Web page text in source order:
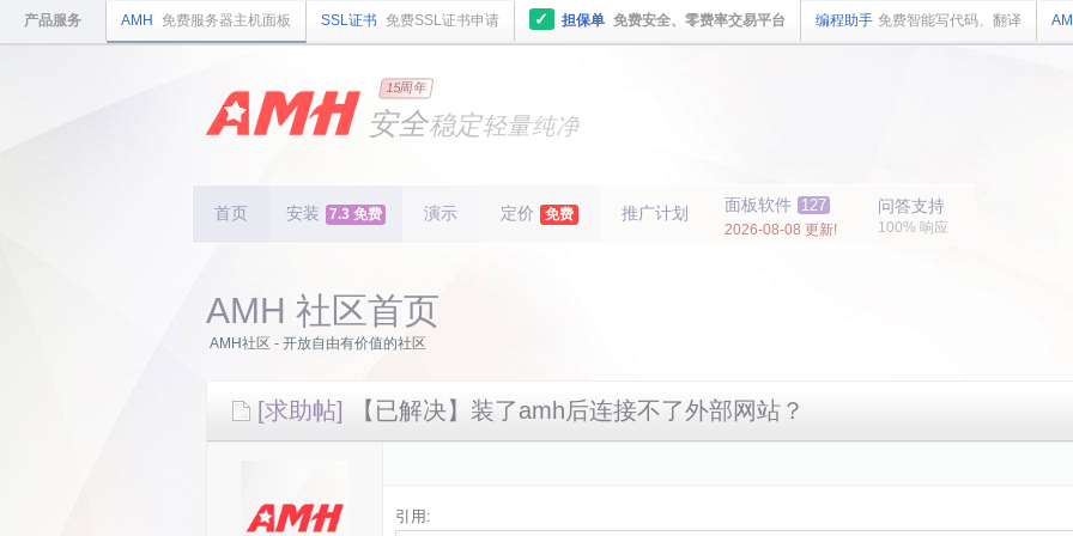
产品服务 AMH 免费服务器主机面板 SSL证书 免费SSL证书申请 ✓ 担保单 免费安全、零费率交易平台 编程助手 免费智能写代码、翻译
15周年
国内领先
安全稳定轻量纯净
首页 安装 7.3 免费 演示 定价 免费 推广计划 面板软件 127
2026-08-08 更新!
问答支持
100% 响应
AMH 社区首页
AMH社区 - 开放自由有价值的社区
[求助帖] 【已解决】装了amh后连接不了外部网站？
引用: